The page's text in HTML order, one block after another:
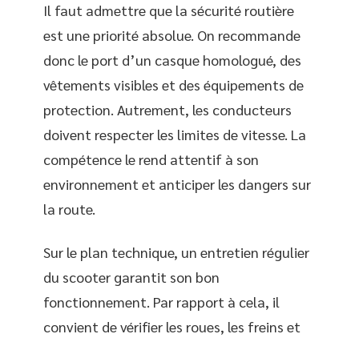
Il faut admettre que la sécurité routière
est une priorité absolue. On recommande
donc le port d’un casque homologué, des
vêtements visibles et des équipements de
protection. Autrement, les conducteurs
doivent respecter les limites de vitesse. La
compétence le rend attentif à son
environnement et anticiper les dangers sur
la route.
Sur le plan technique, un entretien régulier
du scooter garantit son bon
fonctionnement. Par rapport à cela, il
convient de vérifier les roues, les freins et